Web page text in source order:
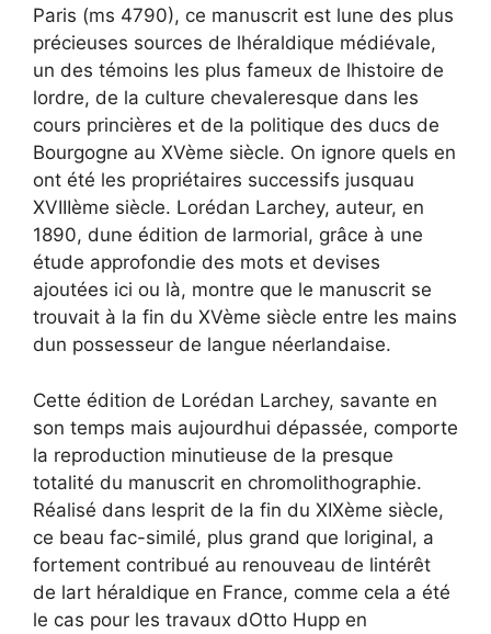
Paris (ms 4790), ce manuscrit est lune des plus
précieuses sources de lhéraldique médiévale,
un des témoins les plus fameux de lhistoire de
lordre, de la culture chevaleresque dans les
cours princières et de la politique des ducs de
Bourgogne au XVème siècle. On ignore quels en
ont été les propriétaires successifs jusquau
XVIIIème siècle. Lorédan Larchey, auteur, en
1890, dune édition de larmorial, grâce à une
étude approfondie des mots et devises
ajoutées ici ou là, montre que le manuscrit se
trouvait à la fin du XVème siècle entre les mains
dun possesseur de langue néerlandaise.
Cette édition de Lorédan Larchey, savante en
son temps mais aujourdhui dépassée, comporte
la reproduction minutieuse de la presque
totalité du manuscrit en chromolithographie.
Réalisé dans lesprit de la fin du XIXème siècle,
ce beau fac-similé, plus grand que loriginal, a
fortement contribué au renouveau de lintérêt
de lart héraldique en France, comme cela a été
le cas pour les travaux dOtto Hupp en